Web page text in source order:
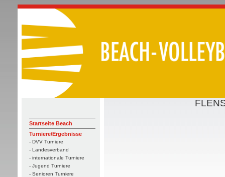
Startseite Beach
Turniere/Ergebnisse
- DVV Turniere
- Landesverband
- internationale Turniere
- Jugend Turniere
- Senioren Turniere